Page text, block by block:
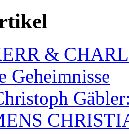
&
Geheimnisse